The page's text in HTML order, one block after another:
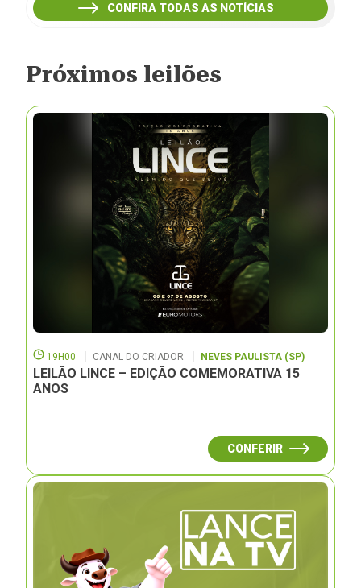
CONFIRA TODAS AS NOTÍCIAS
Próximos leilões
19H00 CANAL DO CRIADOR NEVES PAULISTA (SP)
LEILÃO LINCE – EDIÇÃO COMEMORATIVA 15
ANOS
CONFERIR